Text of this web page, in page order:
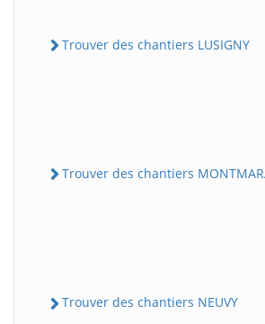
Trouver des chantiers LUSIGNY
Trouver des chantiers
Trouver des chantiers NEUVY